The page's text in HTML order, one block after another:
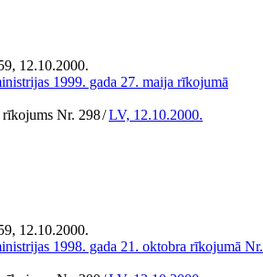
12.10.2000.
1999. gada 27. maija rīkojumā
rīkojums Nr. 298/LV, 12.10.2000.
12.10.2000.
1998. gada 21. oktobra rīkojumā Nr.